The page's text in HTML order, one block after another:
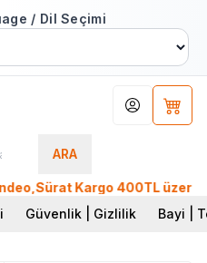
/ Dil Seçimi
ARA
Hesabım
Kargo 400TL üzeri,
Güvenlik | Gizlilik Bayi |